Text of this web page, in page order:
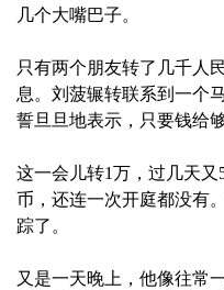
几个大嘴巴子。
只有两个朋友转了几千人
息。刘菠辗转联系到一个
誓旦旦地表示，只要钱给
这一会儿转1万，过几天
币，还连一次开庭都没有
踪了。
又是一天晚上，他像往常